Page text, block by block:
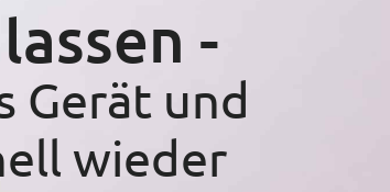
-
Gerät und
wieder